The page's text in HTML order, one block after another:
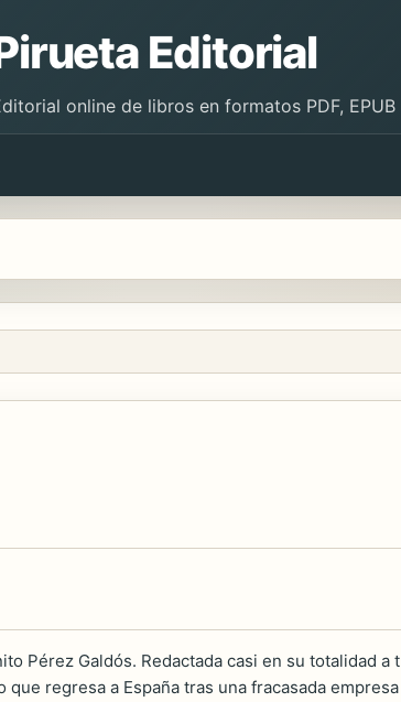
Editorial
online de libros en formatos PDF, EPUB
Pérez Galdós. Redactada casi en su totalidad
que regresa a España tras una fracasada